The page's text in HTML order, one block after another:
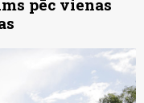
pēc vienas